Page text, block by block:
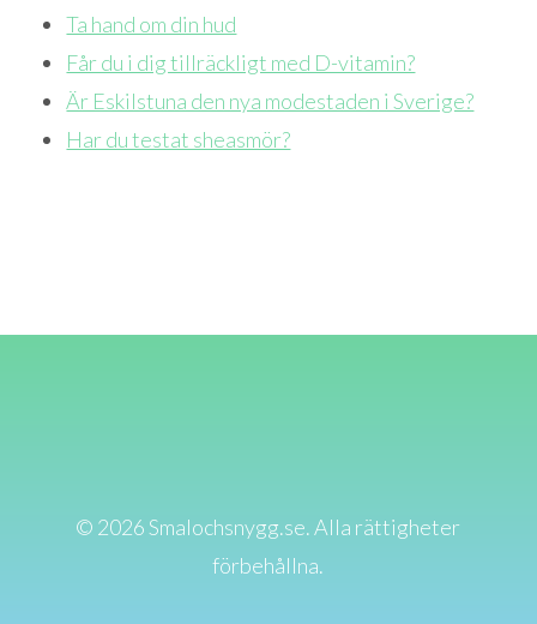
Ta hand om din hud
Får du i dig tillräckligt med D-vitamin?
Är Eskilstuna den nya modestaden i Sverige?
Har du testat sheasmör?
© 2026 Smalochsnygg.se. Alla rättigheter
förbehållna.